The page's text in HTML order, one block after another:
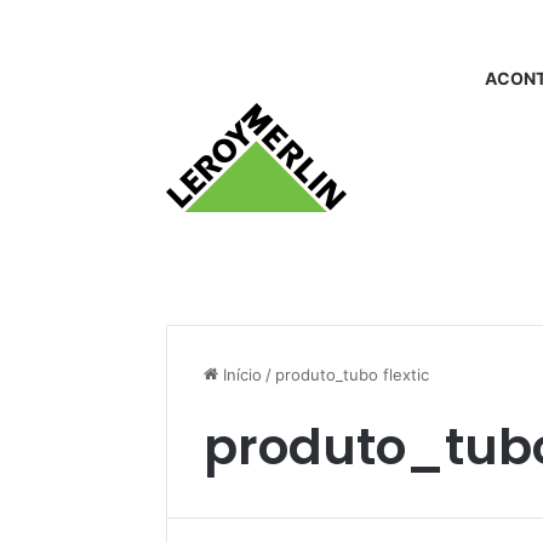
Início / produto_tubo flextic